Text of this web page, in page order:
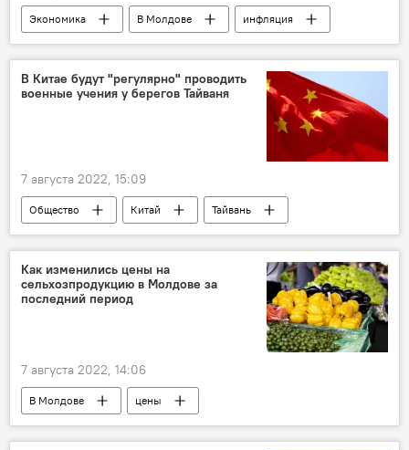
Экономика В Молдове
инфляция
цены
В Китае будут "регулярно" проводить
военные учения у берегов Тайваня
7 августа 2022, 15:09
Общество Китай
Тайвань
учения
В мире
Как изменились цены на
сельхозпродукцию в Молдове за
последний период
7 августа 2022, 14:06
В Молдове
цены
сельхозпродукция